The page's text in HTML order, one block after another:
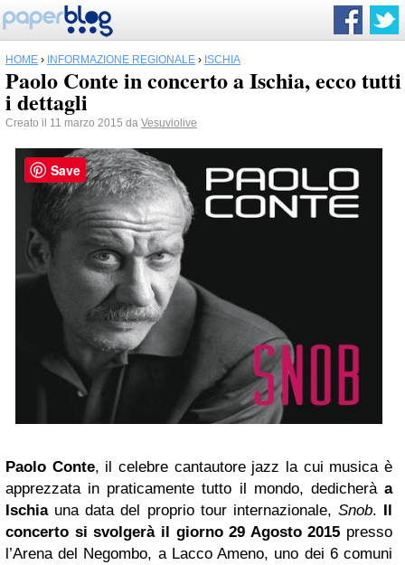
HOME › INFORMAZIONE REGIONALE › ISCHIA
Paolo Conte in concerto a Ischia, ecco tutti
i dettagli
Creato il 11 marzo 2015 da Vesuviolive
Paolo Conte, il celebre cantautore jazz la cui musica è
apprezzata in praticamente tutto il mondo, dedicherà a
Ischiauna data del proprio tour internazionale, Snob. Il
concerto si svolgerà il giorno 29 Agosto 2015 presso
l’Arena del Negombo, a Lacco Ameno, uno dei 6 comuni
Save